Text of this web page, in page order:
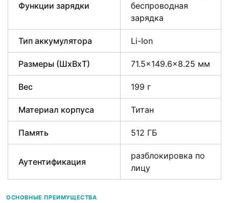
Функции зарядки
беспроводная
зарядка
Тип аккумулятора Li-Ion
Размеры (ШxВxТ) 71.5×149.6×8.25 мм
Вес 199 г
Материал корпуса Титан
Память 512 ГБ
Аутентификация
разблокировка по
лицу
ОСНОВНЫЕ ПРЕИМУЩЕСТВА